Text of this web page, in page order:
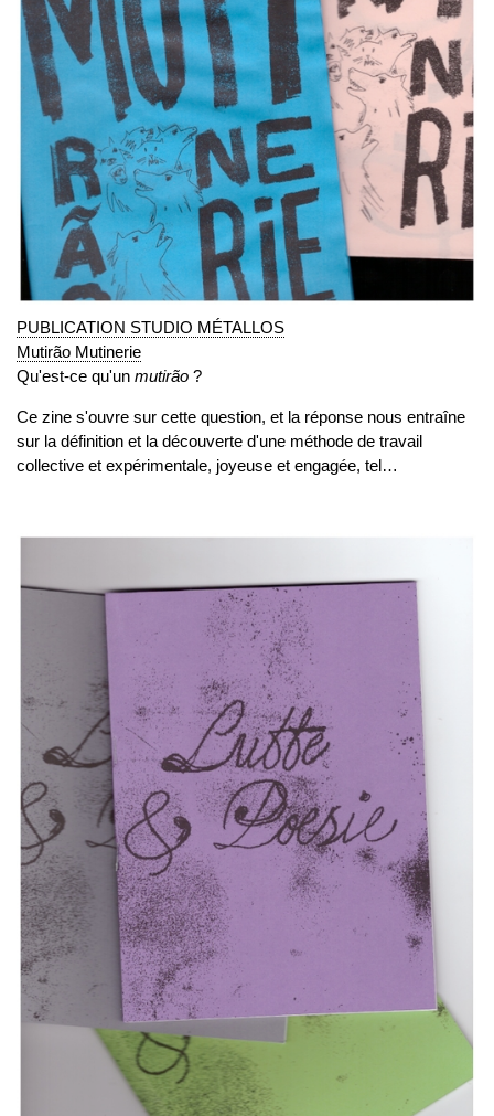
PUBLICATION STUDIO MÉTALLOS
Mutirão Mutinerie
Qu'est-ce qu'un mutirão ?
Ce zine s'ouvre sur cette question, et la réponse nous entraîne
sur la définition et la découverte d'une méthode de travail
collective et expérimentale, joyeuse et engagée, tel…